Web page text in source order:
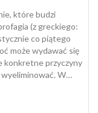
które budzi
(z greckiego:
co piątego
może wydawać się
konkretne przyczyny
wyeliminować. W…